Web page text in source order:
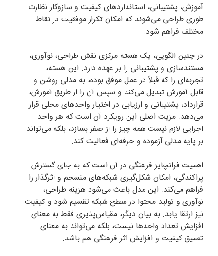
آموزش، پشتیبانی، استانداردهای کیفیت و سازوکار نظارت
طوری طراحی می‌شوند که امکان تکرار موفقیت در نقاط
مختلف فراهم شود.
در چنین الگویی، یک هسته مرکزی نقش طراحی، نوآوری،
مستندسازی و پشتیبانی را بر عهده دارد. این هسته،
تجربه‌ای را که قبلاً در عمل موفق بوده، به مدلی روشن و
قابل آموزش تبدیل می‌کند و سپس آن را از طریق آموزش،
قرارداد، پشتیبانی و ارزیابی در اختیار واحدهای محلی قرار
می‌دهد. مزیت اصلی این رویکرد آن است که هر واحد
اجرایی لازم نیست همه چیز را از صفر بسازد، بلکه می‌تواند
بر پایه مدلی آزموده و حرفه‌ای فعالیت کند.
اهمیت فرانچایز فرهنگی در آن است که به جای گسترش
پراکندگی، امکان شکل‌گیری شبکه‌های منسجم و اثرگذار را
فراهم می‌کند. این مدل باعث می‌شود هزینه طراحی،
نوآوری و تولید محتوا در سطح شبکه تقسیم شود و کیفیت
نیز ارتقا یابد. به بیان دیگر، مقیاس‌پذیری فقط به معنای
افزایش تعداد واحدها نیست، بلکه می‌تواند به معنای
تعمیق کیفیت و افزایش اثر فرهنگی هم باشد.